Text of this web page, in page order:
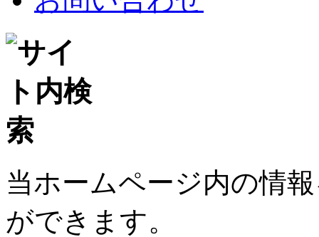
当ホームページ内の情
ができます。